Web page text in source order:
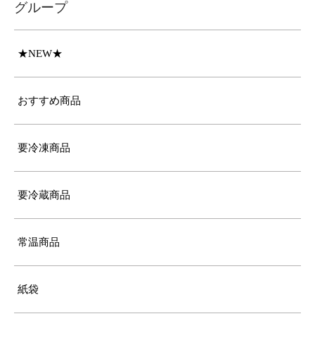
グループ
★NEW★
おすすめ商品
要冷凍商品
要冷蔵商品
常温商品
紙袋